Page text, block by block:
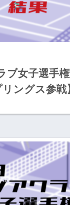
ブ女子選手
ングス参戦